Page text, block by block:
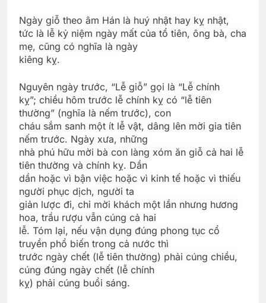
Ngày giỗ theo âm Hán là huý nhật hay kỵ nhật,
tức là lễ kỷ niệm ngày mất của tổ tiên, ông bà, cha
mẹ, cũng có nghĩa là ngày
kiêng kỵ.
Nguyên ngày trước, “Lễ giỗ” gọi là “Lễ chính
kỵ”; chiều hôm trước lễ chính kỵ có “lễ tiên
thường” (nghĩa là nếm trước), con
cháu sắm sanh một ít lễ vật, dâng lên mời gia tiên
nếm trước. Ngày xưa, những
nhà phú hữu mời bà con làng xóm ăn giỗ cả hai lễ
tiên thường và chính kỵ. Dần
dần hoặc vì bận việc hoặc vì kinh tế hoặc vì thiếu
người phục dịch, người ta
giản lược đi, chỉ mời khách một lần nhưng hương
hoa, trầu rượu vẫn cúng cả hai
lễ. Tóm lại, nếu vận dụng đúng phong tục cổ
truyền phổ biến trong cả nước thì
trước ngày chết (lễ tiên thường) phải cúng chiều,
cúng đúng ngày chết (lễ chính
kỵ) phải cúng buổi sáng.